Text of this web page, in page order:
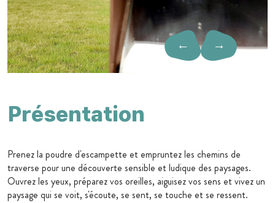
← →
Présentation
Prenez la poudre d'escampette et empruntez les chemins de
traverse pour une découverte sensible et ludique des paysages.
Ouvrez les yeux, préparez vos oreilles, aiguisez vos sens et vivez un
paysage qui se voit, s'écoute, se sent, se touche et se ressent.